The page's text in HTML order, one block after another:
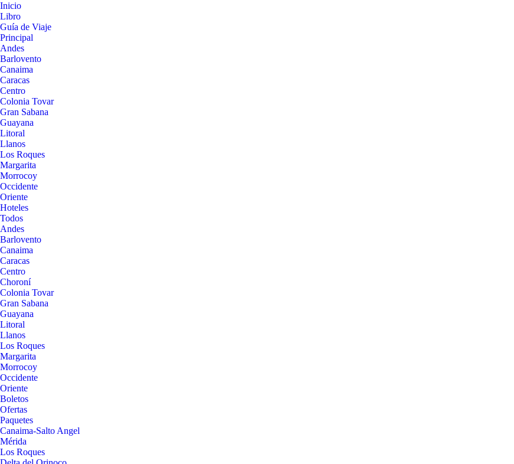
Inicio
Libro
Guía de Viaje
Principal
Andes
Barlovento
Canaima
Caracas
Centro
Colonia Tovar
Gran Sabana
Guayana
Litoral
Llanos
Los Roques
Margarita
Morrocoy
Occidente
Oriente
Hoteles
Todos
Andes
Barlovento
Canaima
Caracas
Centro
Choroní
Colonia Tovar
Gran Sabana
Guayana
Litoral
Llanos
Los Roques
Margarita
Morrocoy
Occidente
Oriente
Boletos
Ofertas
Paquetes
Canaima-Salto Angel
Mérida
Los Roques